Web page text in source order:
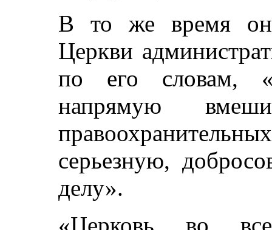
В то же время он
Церкви
по его словам,
напрямую
серьезную,
делу».
«Церковь во